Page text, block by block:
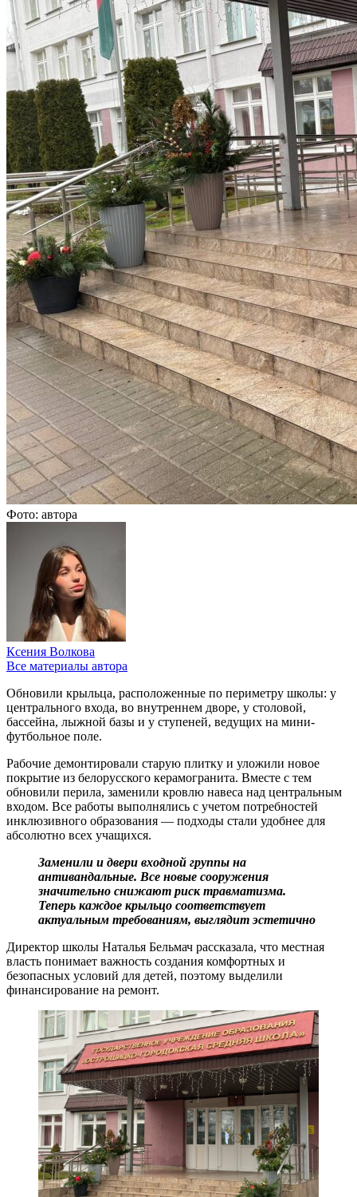
Фото: автора
Ксения Волкова
Все материалы автора
Обновили крыльца, расположенные по периметру школы: у
центрального входа, во внутреннем дворе, у столовой,
бассейна, лыжной базы и у ступеней, ведущих на мини-
футбольное поле.
Рабочие демонтировали старую плитку и уложили новое
покрытие из белорусского керамогранита. Вместе с тем
обновили перила, заменили кровлю навеса над центральным
входом. Все работы выполнялись с учетом потребностей
инклюзивного образования — подходы стали удобнее для
абсолютно всех учащихся.
Заменили и двери входной группы на
антивандальные. Все новые сооружения
значительно снижают риск травматизма.
Теперь каждое крыльцо соответствует
актуальным требованиям, выглядит эстетично
Директор школы Наталья Бельмач рассказала, что местная
власть понимает важность создания комфортных и
безопасных условий для детей, поэтому выделили
финансирование на ремонт.